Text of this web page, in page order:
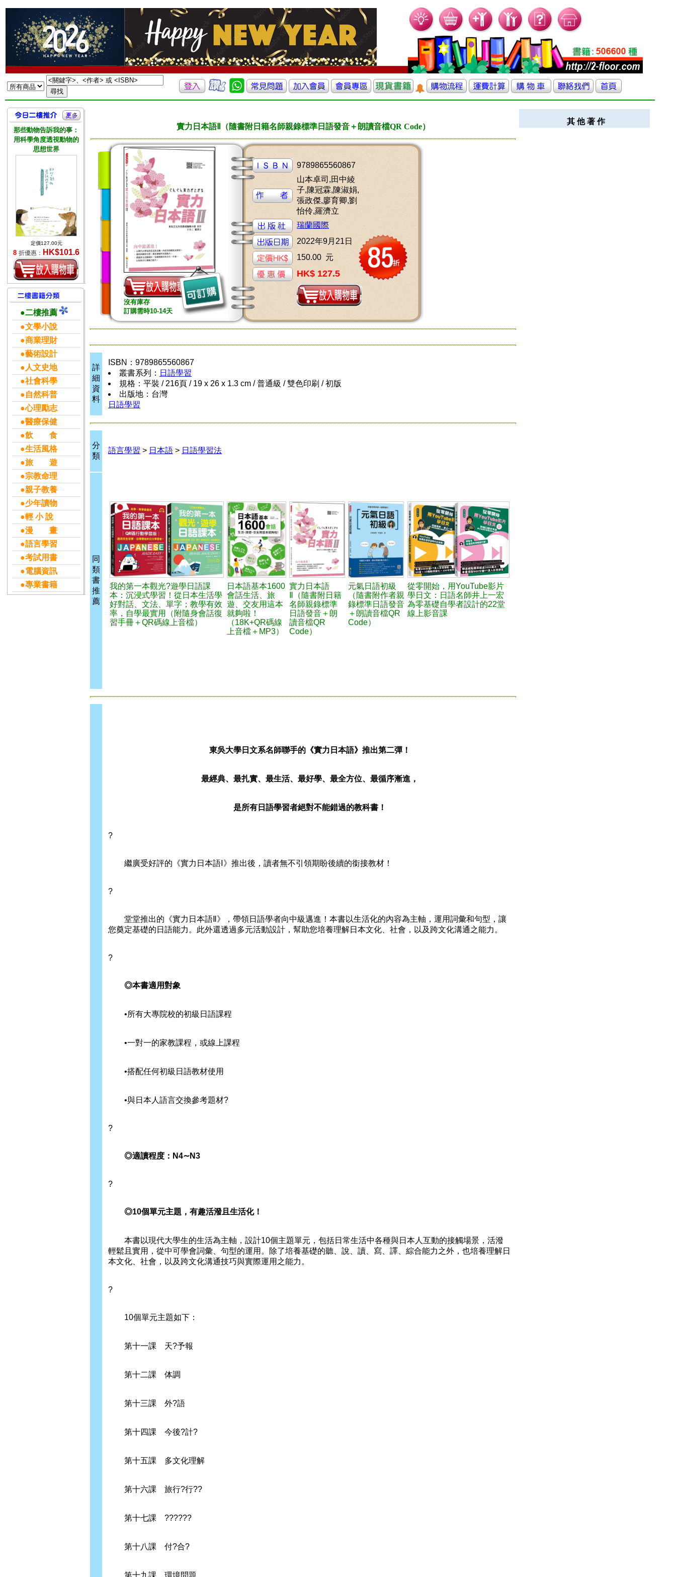
那些動物告訴我的事：
用科學角度透視動物的
思想世界
定價127.00元
8 折優惠： HK$101.6
●二樓推薦
●文學小說
●商業理財
●藝術設計
●人文史地
●社會科學
●自然科普
●心理勵志
●醫療保健
●飲 食
●生活風格
●旅 遊
●宗教命理
●親子教養
●少年讀物
●輕 小 說
●漫 畫
●語言學習
●考試用書
●電腦資訊
●專業書籍
實力日本語Ⅱ（隨書附日籍名師親錄標準日語發音＋朗讀音檔QR Code）
沒有庫存
訂購需時10-14天
9789865560867
山本卓司,田中綾
子,陳冠霖,陳淑娟,
張政傑,廖育卿,劉
怡伶,羅濟立
瑞蘭國際
2022年9月21日
150.00 元
HK$ 127.5
詳
細
資
料
ISBN：9789865560867
叢書系列： 日語學習
規格：平裝 / 216頁 / 19 x 26 x 1.3 cm / 普通級 / 雙色印刷 / 初版
出版地：台灣
日語學習
分
類
語言學習 > 日本語 > 日語學習法
同
類
書
推
薦
我的第一本觀光?遊學日語課
本：沉浸式學習！從日本生活學
好對話、文法、單字；教學有效
率，自學最實用（附隨身會話復
習手冊＋QR碼線上音檔）
日本語基本1600
會話生活、旅
遊、交友用這本
就夠啦！
（18K+QR碼線
上音檔＋MP3）
實力日本語
Ⅱ（隨書附日籍
名師親錄標準
日語發音＋朗
讀音檔QR
Code）
元氣日語初級
（隨書附作者親
錄標準日語發音
＋朗讀音檔QR
Code）
從零開始，用YouTube影片
學日文：日語名師井上一宏
為零基礎自學者設計的22堂
線上影音課
東吳大學日文系名師聯手的《實力日本語》推出第二彈！
最經典、最扎實、最生活、最好學、最全方位、最循序漸進，
是所有日語學習者絕對不能錯過的教科書！
?
繼廣受好評的《實力日本語Ⅰ》推出後，讀者無不引領期盼後續的銜接教材！
?
堂堂推出的《實力日本語Ⅱ》，帶領日語學者向中級邁進！本書以生活化的內容為主軸，運用詞彙和句型，讓
您奠定基礎的日語能力。此外還透過多元活動設計，幫助您培養理解日本文化、社會，以及跨文化溝通之能力。
?
◎本書適用對象
•所有大專院校的初級日語課程
•一對一的家教課程，或線上課程
•搭配任何初級日語教材使用
•與日本人語言交換參考題材?
?
◎適讀程度：N4∼N3
?
◎10個單元主題，有趣活潑且生活化！
本書以現代大學生的生活為主軸，設計10個主題單元，包括日常生活中各種與日本人互動的接觸場景，活潑
輕鬆且實用，從中可學會詞彙、句型的運用。除了培養基礎的聽、說、讀、寫、譯、綜合能力之外，也培養理解日
本文化、社會，以及跨文化溝通技巧與實際運用之能力。
?
10個單元主題如下：
第十一課 天?予報
第十二課 体調
第十三課 外?語
第十四課 今後?計?
第十五課 多文化理解
第十六課 旅行?行??
第十七課 ??????
第十八課 付?合?
第十九課 環境問題
其 他 著 作